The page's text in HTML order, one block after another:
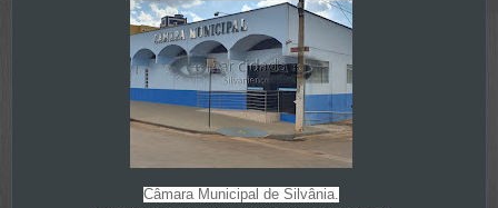
Câmara Municipal de Silvânia.